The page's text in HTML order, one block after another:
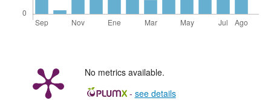
No metrics available.
- see details